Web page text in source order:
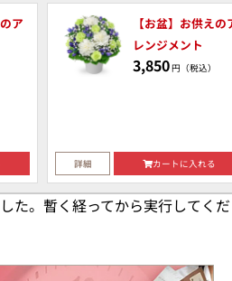
ア
【お盆】お供えの
レンジメント
3,850円（税込）
詳細 カートに入れる
た。暫く経ってから実行してくだ